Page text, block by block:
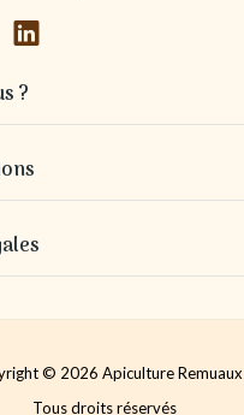
?
© 2026 Apiculture Remuaux
Tous droits réservés